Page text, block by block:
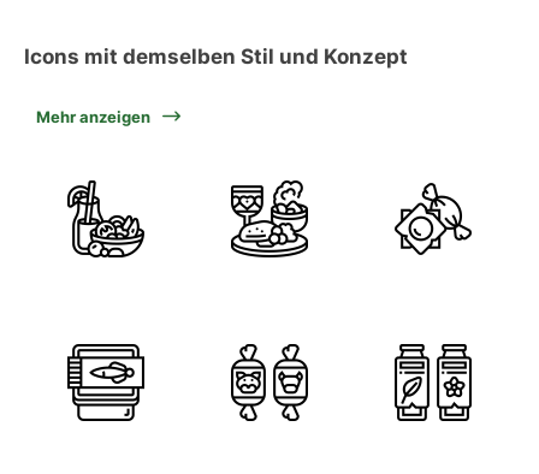
Icons mit demselben Stil und Konzept
Mehr anzeigen